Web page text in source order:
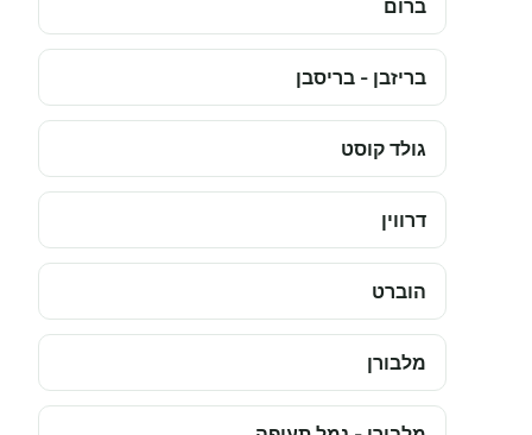
ברום
בריזבן - בריסבן
גולד קוסט
דרווין
הוברט
מלבורן